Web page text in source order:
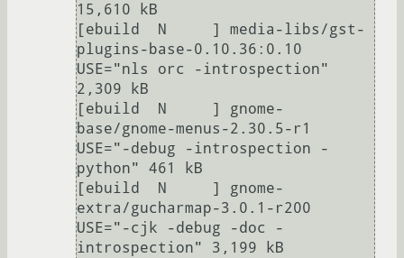
15,610 kB
[ebuild  N     ] media-libs/gst-
plugins-base-0.10.36:0.10
USE="nls orc -introspection"
2,309 kB
[ebuild  N     ] gnome-
base/gnome-menus-2.30.5-r1
USE="-debug -introspection -
python" 461 kB
[ebuild  N     ] gnome-
extra/gucharmap-3.0.1-r200
USE="-cjk -debug -doc -
introspection" 3,199 kB